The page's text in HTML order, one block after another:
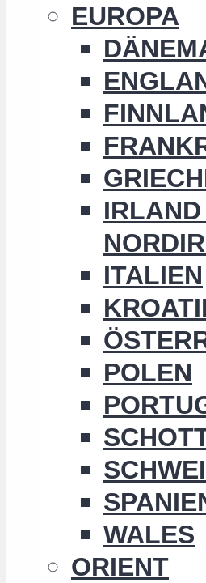
EUROPA
ITALIEN
POLEN
WALES
ORIENT